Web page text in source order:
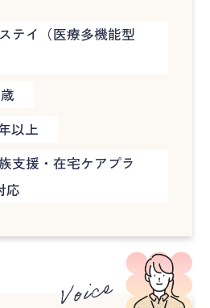
テイ（医療多機能型
以上
支援・在宅ケアプラ
応